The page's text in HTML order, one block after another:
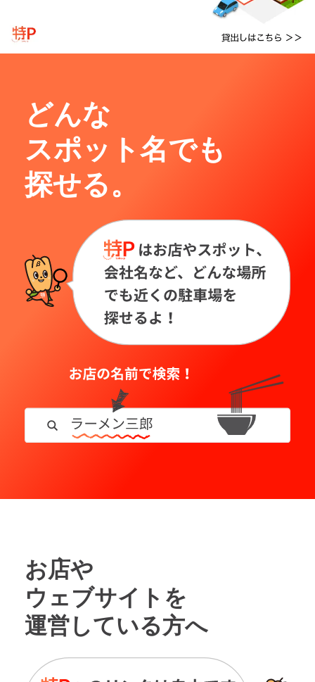
どんな
スポット名でも
探せる。
お店や
ウェブサイトを
運営している方へ